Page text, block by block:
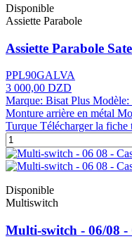
Disponible
Assiette Parabole
Assiette Parabole
PPL90GALVA
3 000,00 DZD
Marque: Bisat Plus
Monture arrière en métal
Turque Télécharger la fiche
Disponible
Multiswitch
Multi-switch - 06/08 -